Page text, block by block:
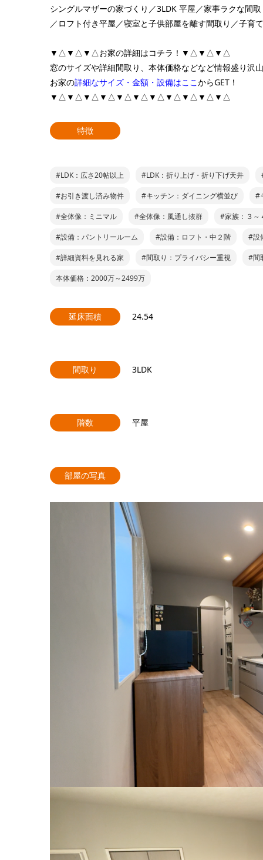
シングルマザーの家づくり／3LDK 平屋／家事ラクな間
／ロフト付き平屋／寝室と子供部屋を離す間取り／子育
▼△▼△▼△お家の詳細はコチラ！▼△▼△▼△
窓のサイズや詳細間取り、本体価格などなど情報盛り沢
お家の詳細なサイズ・金額・設備はここからGET！
▼△▼△▼△▼△▼△▼△▼△▼△▼△▼△▼△
特徴
#LDK：広さ20帖以上 #LDK：折り上げ・折り下げ天井
#お引き渡し済み物件 #キッチン：ダイニング横並び #
#全体像：ミニマル #全体像：風通し抜群 #家族：３～
#設備：パントリールーム #設備：ロフト・中２階 #設
#詳細資料を見れる家 #間取り：プライバシー重視 #間
本体価格：2000万～2499万
延床面積 24.54
間取り 3LDK
階数 平屋
部屋の写真